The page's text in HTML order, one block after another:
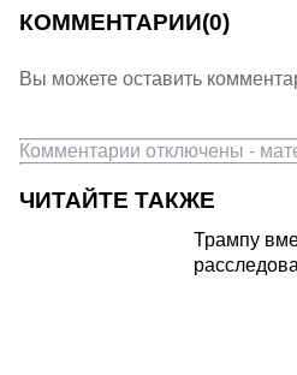
КОММЕНТАРИИ(0)
Вы можете оставить
Комментарии отключены -
ЧИТАЙТЕ ТАКЖЕ
Трампу